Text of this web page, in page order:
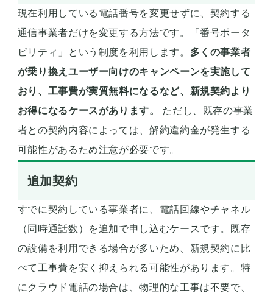
現在利用している電話番号を変更せずに、契約する
通信事業者だけを変更する方法です。「番号ポータ
ビリティ」という制度を利用します。 多くの事業者
が乗り換えユーザー向けのキャンペーンを実施して
おり、工事費が実質無料になるなど、新規契約より
お得になるケースがあります。
ただし、既存の事業
者との契約内容によっては、解約違約金が発生する
可能性があるため注意が必要です。
追加契約
すでに契約している事業者に、電話回線やチャネル
（同時通話数）を追加で申し込むケースです。既存
の設備を利用できる場合が多いため、新規契約に比
べて工事費を安く抑えられる可能性があります。特
にクラウド電話の場合は、物理的な工事は不要で、